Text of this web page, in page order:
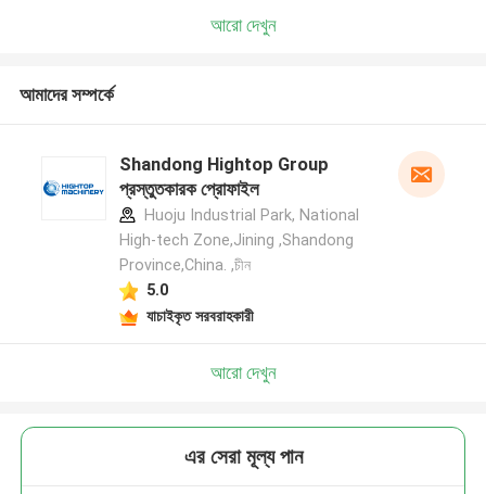
আরো দেখুন
আমাদের সম্পর্কে
Shandong Hightop Group
প্রস্তুতকারক প্রোফাইল
Huoju Industrial Park, National
High-tech Zone,Jining ,Shandong
Province,China. ,চীন
5.0
যাচাইকৃত সরবরাহকারী
আরো দেখুন
এর সেরা মূল্য পান